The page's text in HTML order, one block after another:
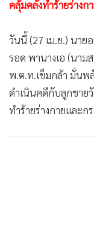
• กีฬา
• Special Scoop
• เศรษฐกิจ-ธุรกิจ
• จีน
ชุมชน-คุณภาพชีวิต
• Motoring
คลุ้มคลั่งทำร้ายร่างก
วันนี้ (27 เม.ย.) นาย
รอด พานางเอ (นาม
พ.ต.ท.เข็มกล้า มั่นพ
ดำเนินคดีกับลูกชาย
ทำร้ายร่างกายและก